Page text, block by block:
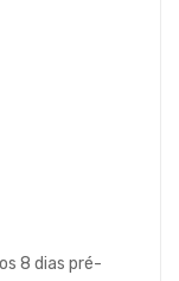
8 dias pré-